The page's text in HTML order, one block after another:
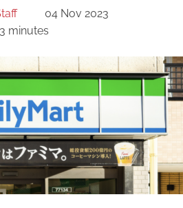
04 Nov 2023
3 minutes